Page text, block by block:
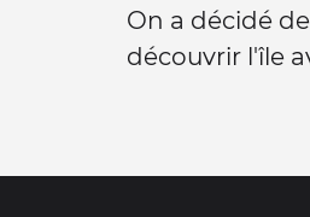
On a décidé
découvrir l'île